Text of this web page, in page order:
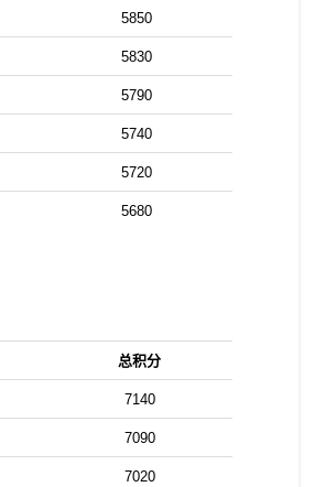
5850
5830
5790
5740
5720
5680
总积分
7140
7090
7020